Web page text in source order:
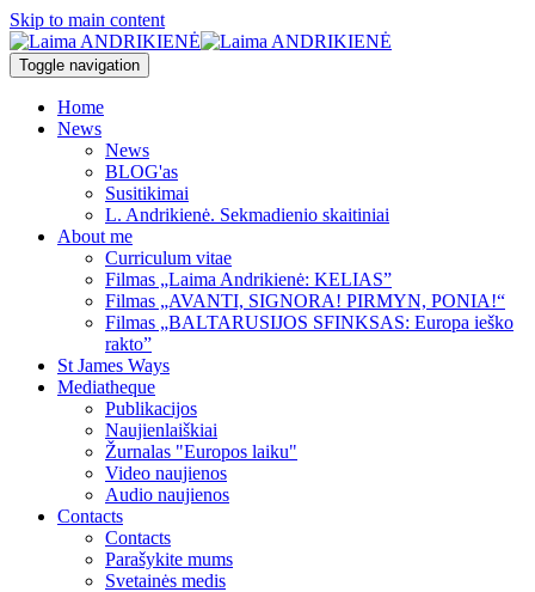
Skip to main content
Toggle navigation
Home
News
News
BLOG'as
Susitikimai
L. Andrikienė. Sekmadienio skaitiniai
About me
Curriculum vitae
Filmas „Laima Andrikienė: KELIAS”
Filmas „AVANTI, SIGNORA! PIRMYN, PONIA!“
Filmas „BALTARUSIJOS SFINKSAS: Europa ieško
rakto”
St James Ways
Mediatheque
Publikacijos
Naujienlaiškiai
Žurnalas "Europos laiku"
Video naujienos
Audio naujienos
Contacts
Contacts
Parašykite mums
Svetainės medis